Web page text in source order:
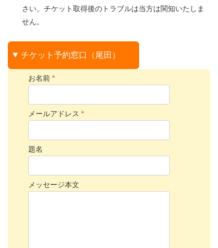
さい。チケット取得後のトラブルは当方は関知いたしま
せん。
チケット予約窓口（尾田）
お名前 *
メールアドレス *
題名
メッセージ本文